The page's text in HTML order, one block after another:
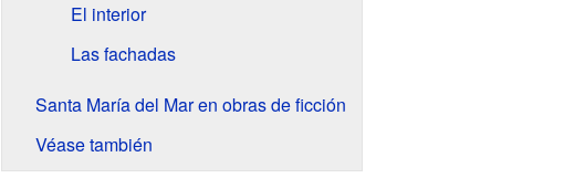
El interior
Las fachadas
Santa María del Mar en obras de ficción
Véase también